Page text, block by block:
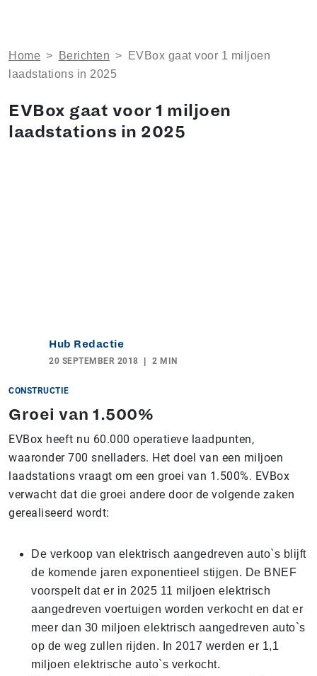
Home > Berichten >
EVBox gaat voor 1 miljoen
laadstations in 2025
EVBox gaat voor 1 miljoen
laadstations in 2025
Hub Redactie
20 SEPTEMBER 2018 2 MIN
CONSTRUCTIE
Groei van 1.500%
EVBox heeft nu 60.000 operatieve laadpunten,
waaronder 700 snelladers. Het doel van een miljoen
laadstations vraagt om een groei van 1.500%. EVBox
verwacht dat die groei andere door de volgende zaken
gerealiseerd wordt:
De verkoop van elektrisch aangedreven auto`s blijft
de komende jaren exponentieel stijgen. De BNEF
voorspelt dat er in 2025 11 miljoen elektrisch
aangedreven voertuigen worden verkocht en dat er
meer dan 30 miljoen elektrisch aangedreven auto`s
op de weg zullen rijden. In 2017 werden er 1,1
miljoen elektrische auto`s verkocht.